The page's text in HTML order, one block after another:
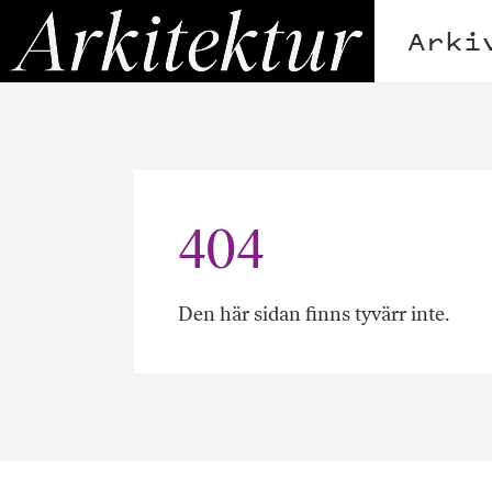
Hoppa
innehållet
Arkitektur
404
Den här sidan finns tyvärr inte.